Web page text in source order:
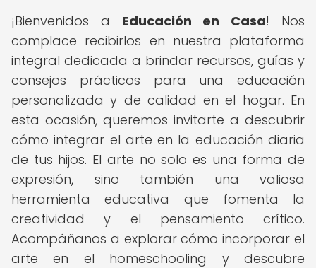
¡Bienvenidos a Educación en Casa! Nos
complace recibirlos en nuestra plataforma
integral dedicada a brindar recursos, guías y
consejos prácticos para una educación
personalizada y de calidad en el hogar. En
esta ocasión, queremos invitarte a descubrir
cómo integrar el arte en la educación diaria
de tus hijos. El arte no solo es una forma de
expresión, sino también una valiosa
herramienta educativa que fomenta la
creatividad y el pensamiento crítico.
Acompáñanos a explorar cómo incorporar el
arte en el homeschooling y descubre